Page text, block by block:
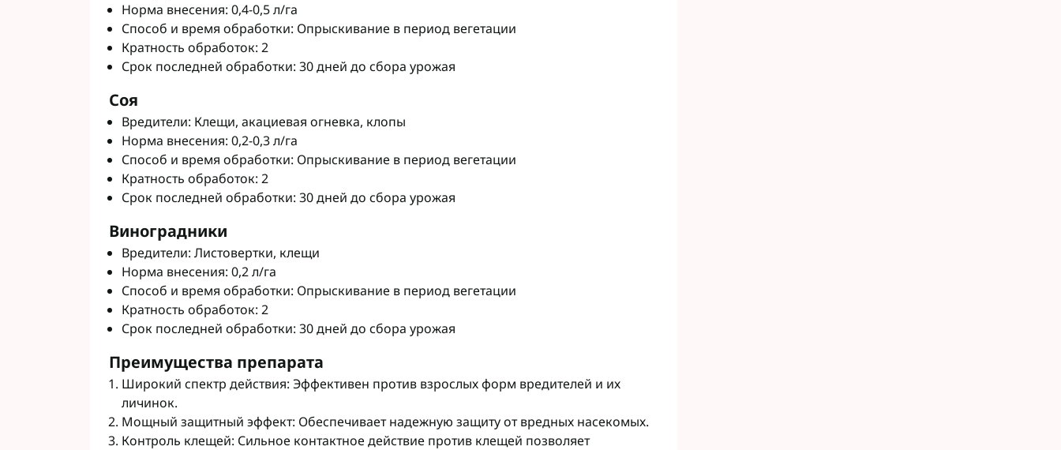
Фунгициды BASF
Фунгициды BAYER
Фунгициды FMC
Фунгициды NERTUS
Норма внесения: 0,4-0,5 л/га
Способ и время обработки: Опрыскивание в период вегетации
Кратность обработок: 2
Срок последней обработки: 30 дней до сбора урожая
Соя
Вредители: Клещи, акациевая огневка, клопы
Норма внесения: 0,2-0,3 л/га
Способ и время обработки: Опрыскивание в период вегетации
Кратность обработок: 2
Срок последней обработки: 30 дней до сбора урожая
Виноградники
Вредители: Листовертки, клещи
Норма внесения: 0,2 л/га
Способ и время обработки: Опрыскивание в период вегетации
Кратность обработок: 2
Срок последней обработки: 30 дней до сбора урожая
Преимущества препарата
Широкий спектр действия: Эффективен против взрослых форм вредителей и их
личинок.
Мощный защитный эффект: Обеспечивает надежную защиту от вредных насекомых.
Контроль клещей: Сильное контактное действие против клещей позволяет